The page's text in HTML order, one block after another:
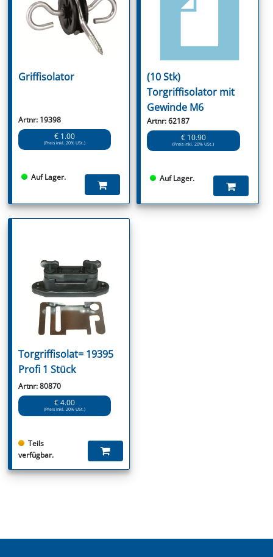
Griffisolator
Artnr: 19398
€ 1.00
(Preis inkl. 20% USt.)
Auf Lager.
(10 Stk)
Torgriffisolator mit
Gewinde M6
Artnr: 62187
€ 10.90
(Preis inkl. 20% USt.)
Auf Lager.
Torgriffisolat= 19395
Profi 1 Stück
Artnr: 80870
€ 4.00
(Preis inkl. 20% USt.)
Teils
verfügbar.